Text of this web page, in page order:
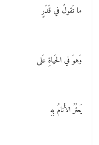
ما تَقولُ في قَدَرٍ
وَهوَ في الحَياةِ عَلى
يَعثُرُ الأَنامُ بِهِ